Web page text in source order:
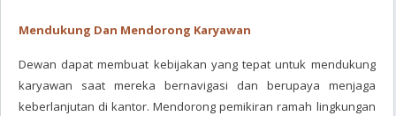
Mendukung Dan Mendorong Karyawan
Dewan dapat membuat kebijakan yang tepat untuk mendukung
karyawan saat mereka bernavigasi dan berupaya menjaga
keberlanjutan di kantor. Mendorong pemikiran ramah lingkungan